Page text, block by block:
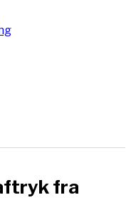
fra